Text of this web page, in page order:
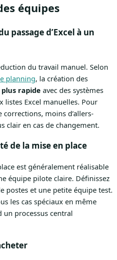
équipes
passage d’Excel à un
du travail manuel. Selon
planning, la création des
plus rapide avec des systèmes
listes Excel manuelles. Pour
moins d’allers-
clair en cas de changement.
de la mise en place
est généralement réalisable
équipe pilote claire. Définissez
postes et une petite équipe test.
les cas spéciaux en même
un processus central